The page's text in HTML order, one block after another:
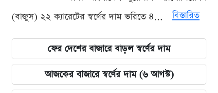
(বাজুস) ২২ ক্যারেটের স্বর্ণের দাম ভরিতে ৪...
বিস্তারিত
ফের দেশের বাজারে বাড়ল স্বর্ণের দাম
আজকের বাজারে স্বর্ণের দাম (৬ আগস্ট)